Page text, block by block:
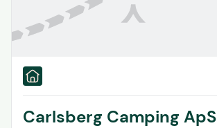
Carlsberg Camping ApS